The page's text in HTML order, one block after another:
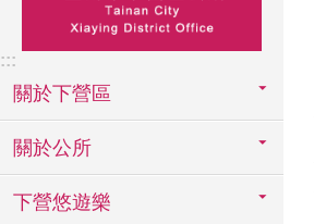
:::
關於下營區
關於公所
下營悠遊樂